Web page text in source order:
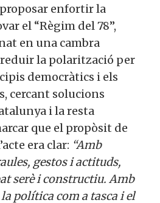
enfortir la
el “Règim del 78”,
en una cambra
la polarització per
democràtics i els
cercant solucions
i la resta
que el propòsit de
era clar: “Amb
gestos i actituds,
serè i constructiu. Amb
política com a tasca i el